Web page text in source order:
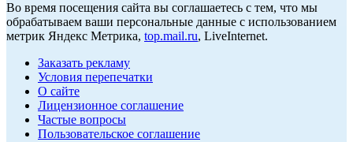
Во время посещения сайта вы соглашаетесь с тем, что мы
обрабатываем ваши персональные данные с использованием
метрик Яндекс Метрика, top.mail.ru, LiveInternet.
Заказать рекламу
Условия перепечатки
О сайте
Лицензионное соглашение
Частые вопросы
Пользовательское соглашение